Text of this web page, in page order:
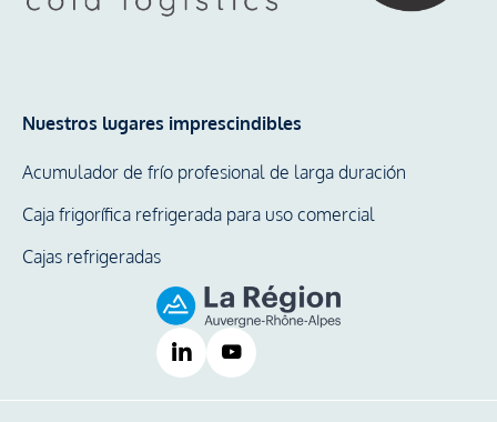
Nuestros lugares imprescindibles
Acumulador de frío profesional de larga duración
Caja frigorífica refrigerada para uso comercial
Cajas refrigeradas